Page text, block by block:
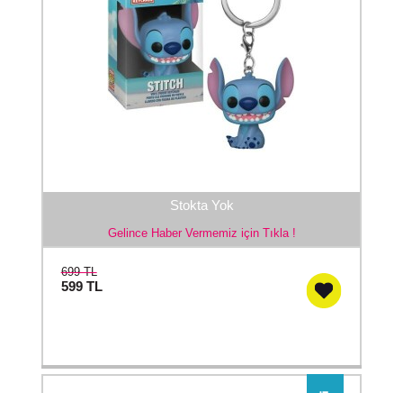
Stokta Yok
Gelince Haber Vermemiz için Tıkla !
699 TL
599 TL